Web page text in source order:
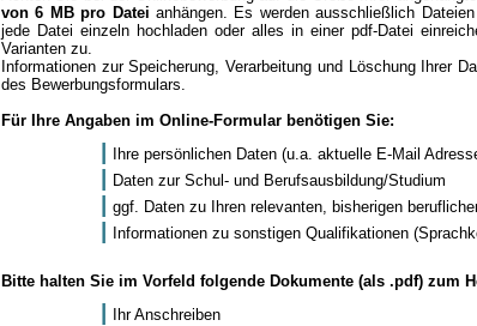
von 6 MB pro Datei anhängen. Es werden ausschließlich
jede Datei einzeln hochladen oder alles in einer pdf-Datei
Varianten zu.
Informationen zur Speicherung, Verarbeitung und Löschung Ihrer
des Bewerbungsformulars.
Für Ihre Angaben im Online-Formular benötigen Sie:
Ihre persönlichen Daten (u.a. aktuelle E-Mail
Daten zur Schul- und Berufsausbildung/Studium
ggf. Daten zu Ihren relevanten, bisherigen
Informationen zu sonstigen Qualifikationen
Bitte halten Sie im Vorfeld folgende Dokumente (als .pdf) zum
Ihr Anschreiben